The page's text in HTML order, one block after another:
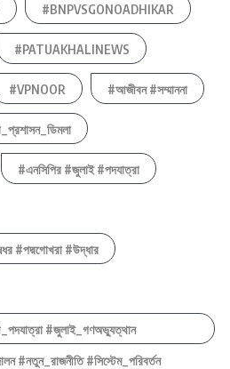
#BNPVSGONOADHIKAR
#PATUAKHALINEWS
#VPNOOR #আজীবন #সম্মাননা
#এনসিপির #জুলাই #পদযাত্রা
#পদ্মগোখরা #উদ্ধার
#জুলাই_গণঅভ্যুত্থান
#নতুন_রাজনীতি #সিস্টেম_পরিবর্তন